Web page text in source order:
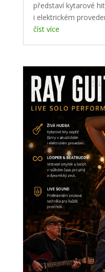
představí kytarové
i elektrickém
číst více